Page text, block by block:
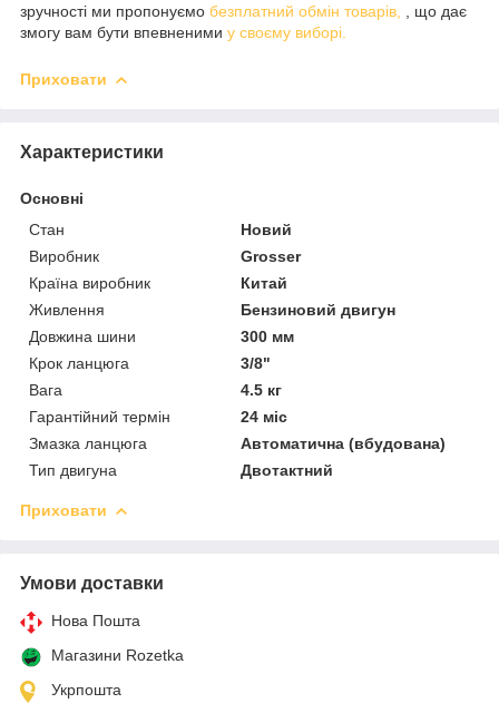
зручності ми пропонуємо безплатний обмін товарів,
, що дає
змогу вам бути впевненими у своєму виборі.
Приховати
Характеристики
Основні
Стан
Новий
Виробник
Grosser
Країна виробник
Китай
Живлення
Бензиновий двигун
Довжина шини
300 мм
Крок ланцюга
3/8"
Вага
4.5 кг
Гарантійний термін
24 міс
Змазка ланцюга
Автоматична (вбудована)
Тип двигуна
Двотактний
Приховати
Умови доставки
Нова Пошта
Магазини Rozetka
Укрпошта